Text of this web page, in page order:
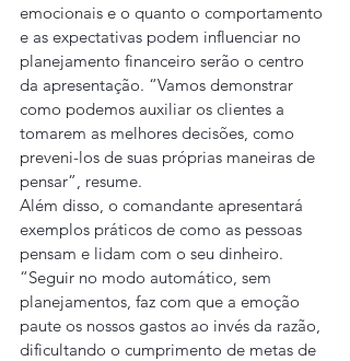
emocionais e o quanto o comportamento
e as expectativas podem influenciar no
planejamento financeiro serão o centro
da apresentação. “Vamos demonstrar
como podemos auxiliar os clientes a
tomarem as melhores decisões, como
preveni-los de suas próprias maneiras de
pensar”, resume.
Além disso, o comandante apresentará
exemplos práticos de como as pessoas
pensam e lidam com o seu dinheiro.
“Seguir no modo automático, sem
planejamentos, faz com que a emoção
paute os nossos gastos ao invés da razão,
dificultando o cumprimento de metas de